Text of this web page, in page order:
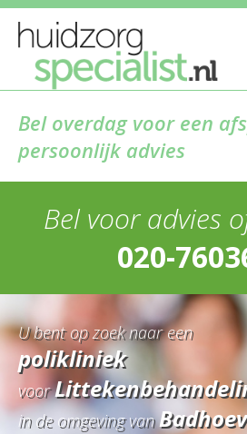
Bel overdag voor een
persoonlijk advies
Bel voor advies
020-
U bent op zoek naar een
polikliniek
voor
in de omgeving van